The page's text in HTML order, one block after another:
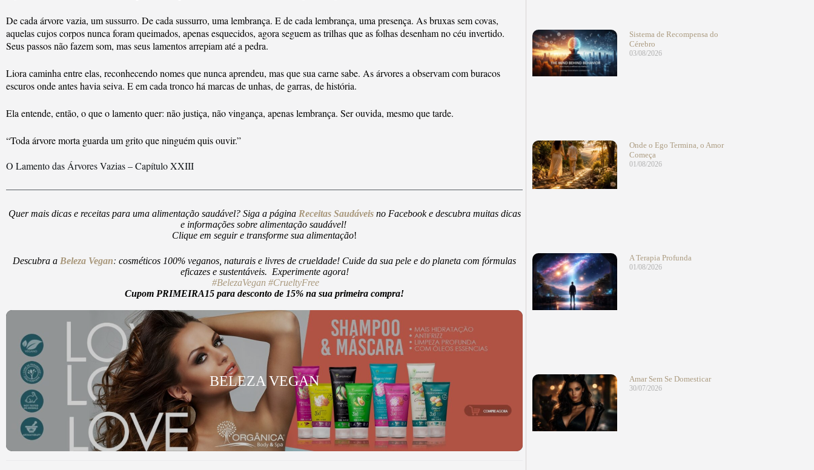
De cada árvore vazia, um sussurro. De cada sussurro, uma lembrança. E de cada lembrança, uma presença. As bruxas sem covas,
aquelas cujos corpos nunca foram queimados, apenas esquecidos, agora seguem as trilhas que as folhas desenham no céu invertido.
Seus passos não fazem som, mas seus lamentos arrepiam até a pedra.
Liora caminha entre elas, reconhecendo nomes que nunca aprendeu, mas que sua carne sabe. As árvores a observam com buracos
escuros onde antes havia seiva. E em cada tronco há marcas de unhas, de garras, de história.
Ela entende, então, o que o lamento quer: não justiça, não vingança, apenas lembrança. Ser ouvida, mesmo que tarde.
“Toda árvore morta guarda um grito que ninguém quis ouvir.”
O Lamento das Árvores Vazias – Capítulo XXIII
Quer mais dicas e receitas para uma alimentação saudável? Siga a página Receitas Saudáveis no Facebook e descubra muitas dicas
e informações sobre alimentação saudável!
Clique em seguir e transforme sua alimentação!
Descubra a Beleza Vegan: cosméticos 100% veganos, naturais e livres de crueldade! Cuide da sua pele e do planeta com fórmulas
eficazes e sustentáveis. Experimente agora!
#BelezaVegan #CrueltyFree
Cupom PRIMEIRA15 para desconto de 15% na sua primeira compra!
BELEZA VEGAN
Sistema de Recompensa do
Cérebro
03/08/2026
Onde o Ego Termina, o Amor
Começa
01/08/2026
A Terapia Profunda
01/08/2026
Amar Sem Se Domesticar
30/07/2026